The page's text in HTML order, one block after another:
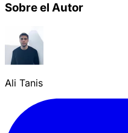
Sobre el Autor
Ali Tanis